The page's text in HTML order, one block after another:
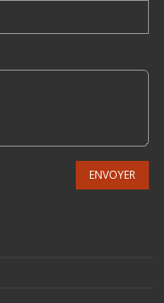
ENVOYER